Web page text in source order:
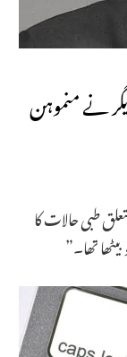
نے منموہن
طبی حالات کا